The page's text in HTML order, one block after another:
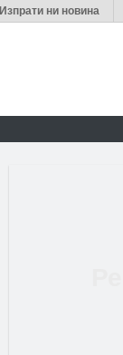
Изпрати ни новина